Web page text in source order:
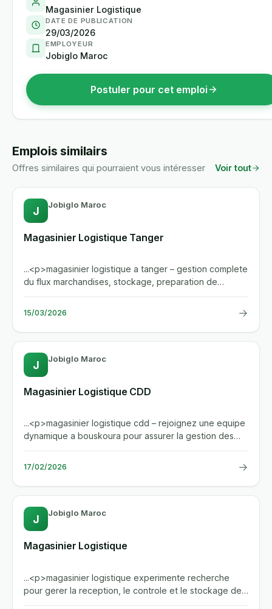
Magasinier Logistique
DATE DE PUBLICATION
29/03/2026
EMPLOYEUR
Jobiglo Maroc
Postuler pour cet emploi
Emplois similairs
Offres similaires qui pourraient vous intéresser Voir tout
J Jobiglo Maroc
Magasinier Logistique Tanger
...<p>magasinier logistique a tanger – gestion complete
du flux marchandises, stockage, preparation de
commandes et...
15/03/2026 →
J Jobiglo Maroc
Magasinier Logistique CDD
...<p>magasinier logistique cdd – rejoignez une equipe
dynamique a bouskoura pour assurer la gestion des
stocks, la...
17/02/2026 →
J Jobiglo Maroc
Magasinier Logistique
...<p>magasinier logistique experimente recherche
pour gerer la reception, le controle et le stockage des
marchandises,...